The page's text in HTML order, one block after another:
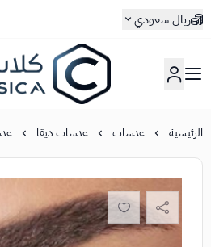
ريال سعودي
كلاسيكا
الرئيسية عدسات عدسات ديڤا